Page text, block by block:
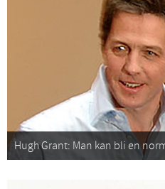
Hugh Grant: Man kan bli en